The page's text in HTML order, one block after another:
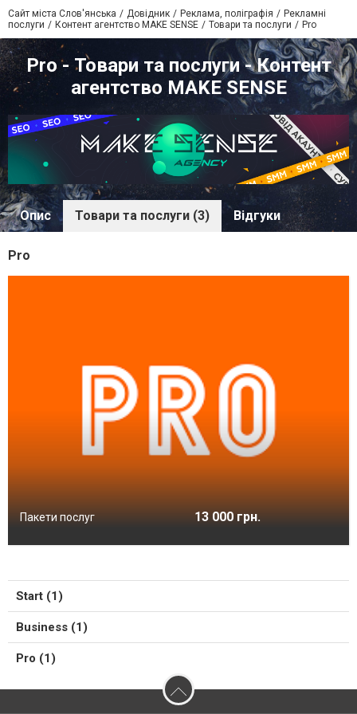
Сайт міста Слов'янська Довідник Реклама, поліграфія
Рекламні
послуги
Контент агентство MAKE SENSE Товари та послуги Pro
Pro - Товари та послуги - Контент
агентство MAKE SENSE
Опис Товари та послуги (3) Відгуки
Pro
Пакети послуг 13 000 грн.
Start (1)
Business (1)
Pro (1)